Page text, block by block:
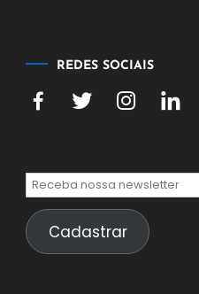
REDES SOCIAIS
Cadastrar